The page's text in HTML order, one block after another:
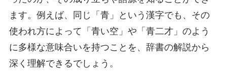
ます。例えば、同じ「青」という漢字でも、その
使われ方によって「青い空」や「青二才」のよう
に多様な意味合いを持つことを、辞書の解説から
深く理解できるでしょう。